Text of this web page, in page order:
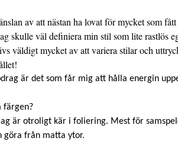
av att nästan ha lovat för mycket som
skulle väl definiera min stil som lite rastlös
väldigt mycket av att variera stilar och
är det som får mig att hålla energin
färgen?
är otroligt kär i foliering. Mest för
göra från matta ytor.